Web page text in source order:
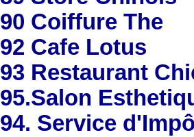
90 Coiffure The
92 Cafe Lotus
93 Restaurant
95.Salon
94. Service